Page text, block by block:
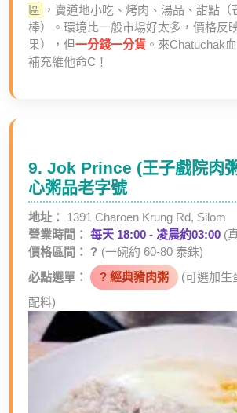
區
，賣道地小吃、烤肉、湯品、甜點（
棒）。環境比一般市場好太多，價格反
果），但一分錢一分貨 。來Chatuchak
補充維他命C！
9. Jok Prince (王子戲院肉
心粥品老字號
地址：
1391 Charoen Krung Rd, Silom
營業時間： 每天 18:00 - 凌晨約03:00 (
價格區間：
? (一碗約 60-80 泰銖)
必點選單：
? 經典豬肉粥
(可選加生
配料)